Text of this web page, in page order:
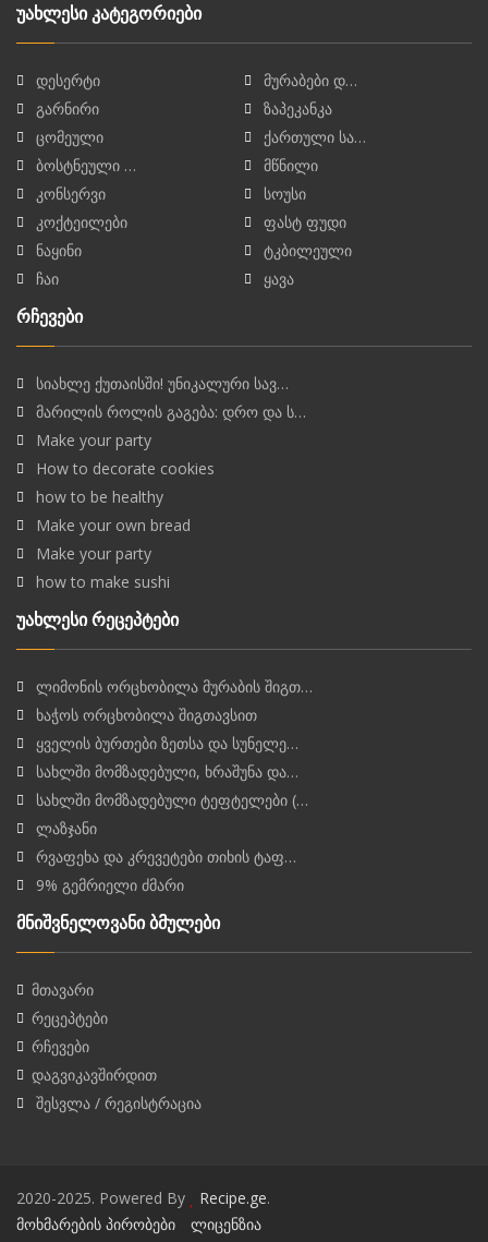
უახლესი კატეგორიები
დესერტი
მურაბები დ…
გარნირი
ზაპეკანკა
ცომეული
ქართული სა…
ბოსტნეული …
მწნილი
კონსერვი
სოუსი
კოქტეილები
ფასტ ფუდი
ნაყინი
ტკბილეული
ჩაი
ყავა
რჩევები
სიახლე ქუთაისში! უნიკალური სავ…
მარილის როლის გაგება: დრო და ს…
Make your party
How to decorate cookies
how to be healthy
Make your own bread
Make your party
how to make sushi
უახლესი რეცეპტები
ლიმონის ორცხობილა მურაბის შიგთ…
ხაჭოს ორცხობილა შიგთავსით
ყველის ბურთები ზეთსა და სუნელე…
სახლში მომზადებული, ხრაშუნა და…
სახლში მომზადებული ტეფტელები (…
ლაზჯანი
რვაფეხა და კრევეტები თიხის ტაფ…
9% გემრიელი ძმარი
მნიშვნელოვანი ბმულები
მთავარი
რეცეპტები
რჩევები
დაგვიკავშირდით
შესვლა / რეგისტრაცია
2020-2025. Powered By Recipe.ge.
მოხმარების პირობები
ლიცენზია